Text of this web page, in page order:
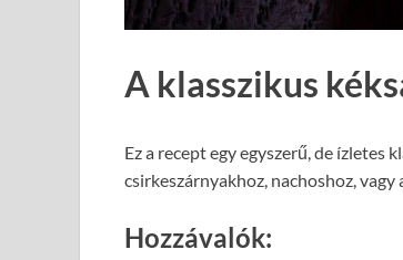
A klasszikus
Ez a recept egy egyszerű, de ízletes
csirkeszárnyakhoz, nachoshoz,
Hozzávalók: